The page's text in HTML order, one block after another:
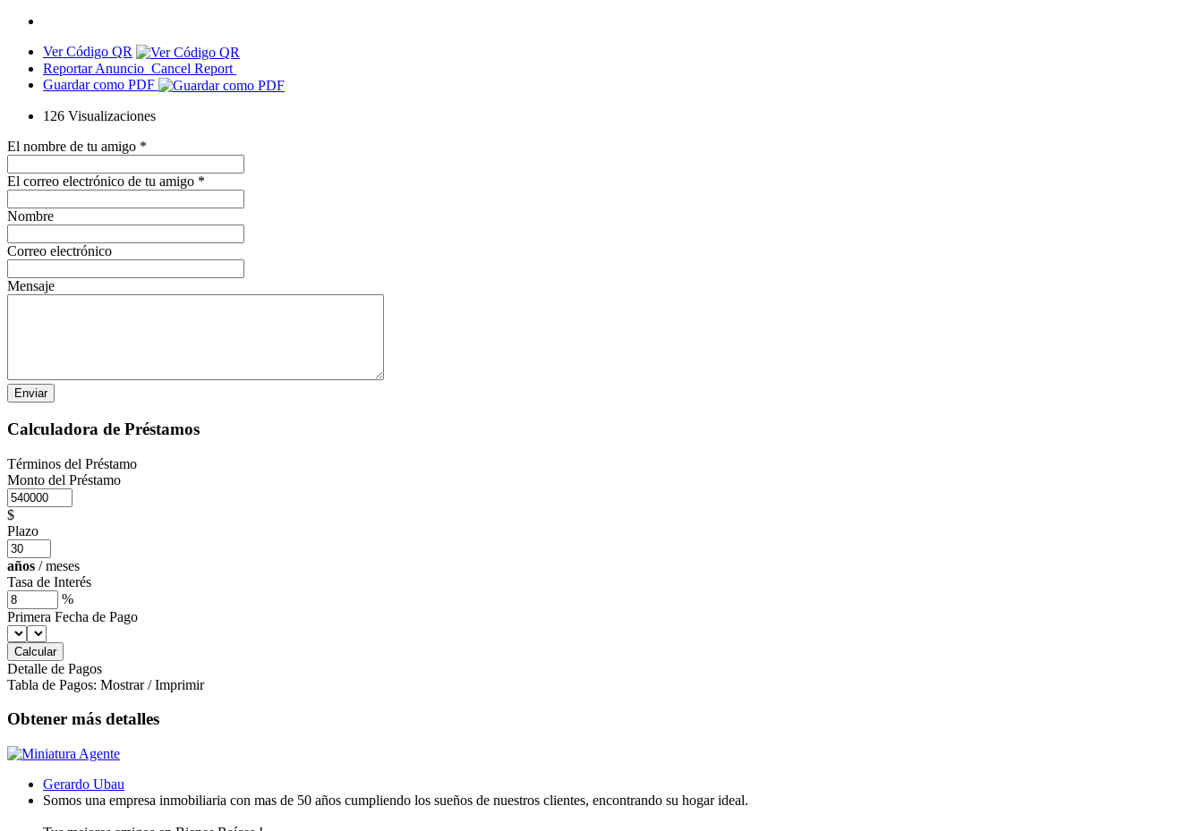
Ver Código QR
Reportar Anuncio Cancel Report
Guardar como PDF
126 Visualizaciones
El nombre de tu amigo *
El correo electrónico de tu amigo *
Nombre
Correo electrónico
Mensaje
Calculadora de Préstamos
Términos del Préstamo
Monto del Préstamo
$
Plazo
años /meses
Tasa de Interés
%
Primera Fecha de Pago
Detalle de Pagos
Tabla de Pagos: Mostrar/Imprimir
Obtener más detalles
Gerardo Ubau
Somos una empresa inmobiliaria con mas de 50 años cumpliendo los sueños de nuestros clientes, encontrando su hogar ideal.